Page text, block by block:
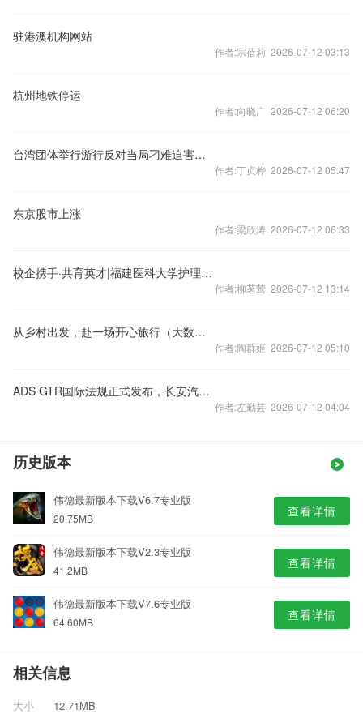
驻港澳机构网站
作者:宗蓓莉 2026-07-12 03:13
杭州地铁停运
作者:向晓广 2026-07-12 06:20
台湾团体举行游行反对当局刁难迫害大陆配偶
作者:丁贞桦 2026-07-12 05:47
东京股市上涨
作者:梁欣涛 2026-07-12 06:33
校企携手·共育英才|福建医科大学护理学院赴美可普口腔医院“访企拓岗促就业”交流会圆满举办！
作者:柳茗莺 2026-07-12 13:14
从乡村出发，赴一场开心旅行（大数据观察）
作者:陶群姬 2026-07-12 05:10
ADS GTR国际法规正式发布，长安汽车深度参与共建全球统一自动驾驶标准
作者:左勤芸 2026-07-12 04:04
历史版本
伟德最新版本下载V6.7专业版
20.75MB 查看详情
伟德最新版本下载V2.3专业版
41.2MB 查看详情
伟德最新版本下载V7.6专业版
64.60MB 查看详情
相关信息
大小
12.71MB